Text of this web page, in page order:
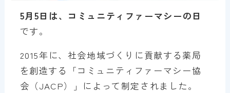
5月5日は、コミュニティファーマシーの日
です。
2015年に、社会地域づくりに貢献する薬局
を創造する「コミュニティファーマシー協
会（JACP）」によって制定されました。